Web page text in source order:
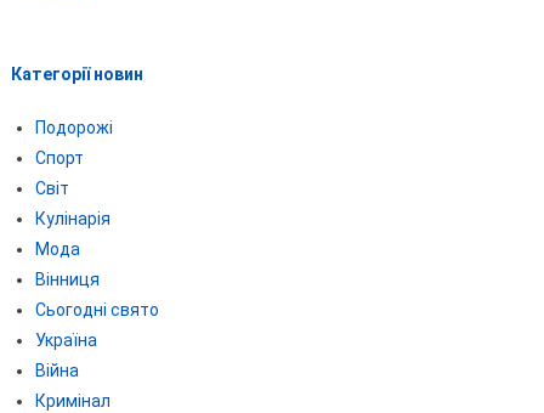
Категорії новин
Подорожі
Спорт
Світ
Кулінарія
Мода
Вінниця
Сьогодні свято
Україна
Війна
Кримінал